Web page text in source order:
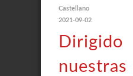
Castellano
2021-09-02
nuestras